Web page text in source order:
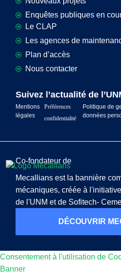
Enquêtes publiques en
Le CLAP
Les agences de
Plan d’accès
Nous contacter
Suivez l’actualité de
Mentions
légales
Préférences
confidentialité
Politique de
données
Co-fondateur de
Mecallians est la bannière
mécaniques, créée à
de l'UNM et de Sofitech-
DÉCOUVRIR
Consentement à l'utilisation de
Banner